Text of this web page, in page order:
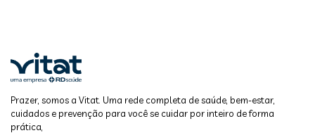
Prazer, somos a Vitat. Uma rede completa de saúde, bem-estar,
cuidados e prevenção para você se cuidar por inteiro de forma
prática,